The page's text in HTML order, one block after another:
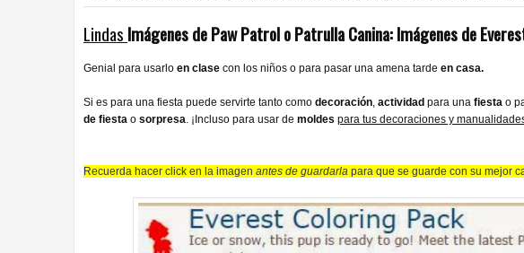
Lindas Imágenes dePaw Patrol o Patrulla Canina: Imágenes de
Genial para usarlo en clase con los niños o para pasar una amena tarde en casa.
Si es para una fiesta puede servirte tanto como decoración, actividad para una fiesta o
de fiesta o sorpresa. ¡Incluso para usar de moldes para tus decoraciones y
Recuerda hacer click en la imagen antes de guardarla para que se guarde con su mejor